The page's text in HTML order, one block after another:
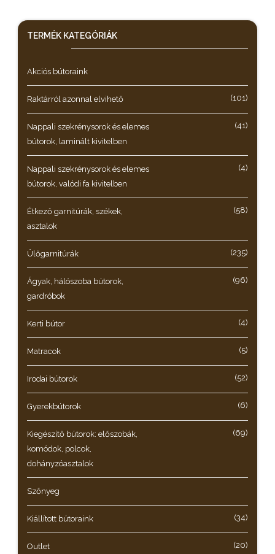
TERMÉK KATEGÓRIÁK
Akciós bútoraink
Raktárról azonnal elvihető (101)
Nappali szekrénysorok és elemes
bútorok, laminált kivitelben
(41)
Nappali szekrénysorok és elemes
bútorok, valódi fa kivitelben
(4)
Étkező garnitúrák, székek,
asztalok
(58)
Ülőgarnitúrák (235)
Ágyak, hálószoba bútorok,
gardróbok
(96)
Kerti bútor (4)
Matracok (5)
Irodai bútorok (52)
Gyerekbútorok (6)
Kiegészítő bútorok: előszobák,
komódok, polcok,
dohányzóasztalok
(69)
Szőnyeg
Kiállított bútoraink (34)
Outlet (20)